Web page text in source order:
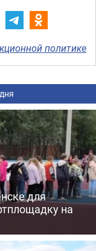
политике
для
на